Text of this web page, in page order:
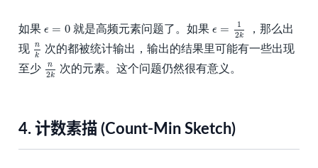
如果 ϵ = 0
ϵ= 就是高频元素问题了。如果 ϵ =
1
2k
k
，那么出
现
n
k
nk 次的都被统计输出，输出的结果里可能有一些出现
至少
n
2k
n2 k次的元素。这个问题仍然很有意义。
4.计数素描 (Count-Min Sketch)